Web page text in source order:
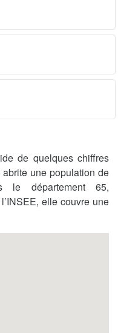
de quelques chiffres
une population de
le département 65,
elle couvre une